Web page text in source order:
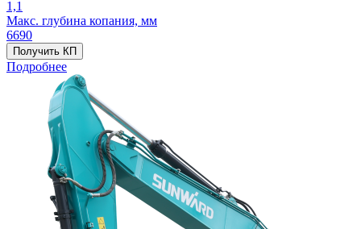
1,1
Макс. глубина копания, мм
6690
Получить КП
Подробнее